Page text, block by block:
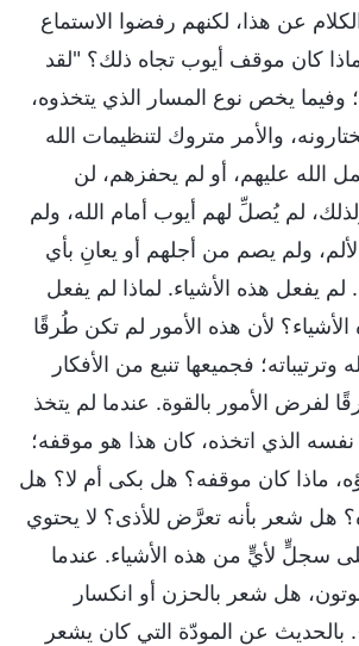
عن هذا، لكنهم رفضوا الاستماع
ماذا كان موقف أيوب تجاه ذلك؟ "لقد
وفيما يخص نوع المسار الذي يتخذوه،
والأمر متروك لتنظيمات الله
الله عليهم، أو لم يحفزهم، لن
لم يُصلِّ لهم أيوب أمام الله، ولم
ولم يصم من أجلهم أو يعانِ بأي
يفعل هذه الأشياء. لماذا لم يفعل
لأن هذه الأمور لم تكن طُرقًا
فجميعها تنبع من الأفكار
لفرض الأمور بالقوة. عندما لم يتخذ
نفسه الذي اتخذه، كان هذا هو موقفه؛
ماذا كان موقفه؟ هل بكى أم لا؟ هل
شعر بأنه تعرَّض للأذى؟ لا يحتوي
سجلٍّ لأيٍّ من هذه الأشياء. عندما
هل شعر بالحزن أو انكسار
عن المودّة التي كان يشعر